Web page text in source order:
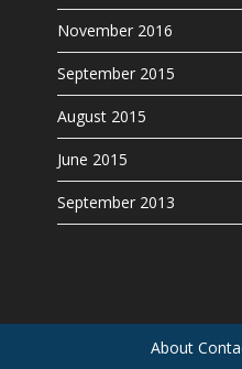
November 2016
September 2015
August 2015
June 2015
September 2013
About